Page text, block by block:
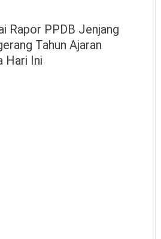
Rapor PPDB Jenjang
Tahun Ajaran
Hari Ini